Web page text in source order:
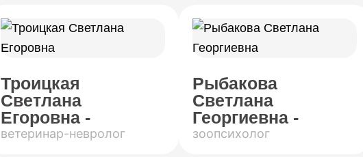
Троицкая
Светлана
Егоровна -
ветеринар-невролог
Рыбакова
Светлана
Георгиевна -
зоопсихолог